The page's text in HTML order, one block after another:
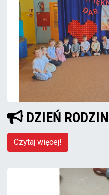
DZIEŃ
Czytaj więcej!